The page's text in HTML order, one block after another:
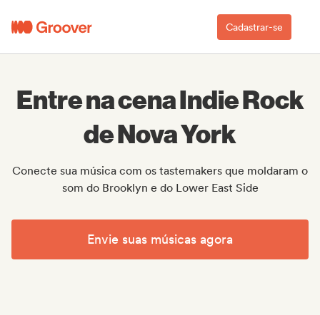
Cadastrar-se
Entre na cena Indie Rock
de Nova York
Conecte sua música com os tastemakers que moldaram o
som do Brooklyn e do Lower East Side
Envie suas músicas agora